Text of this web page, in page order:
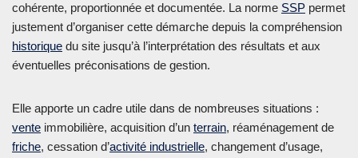
cohérente, proportionnée et documentée. La norme SSP permet
justement d’organiser cette démarche depuis la compréhension
historique du site jusqu’à l’interprétation des résultats et aux
éventuelles préconisations de gestion.
Elle apporte un cadre utile dans de nombreuses situations :
vente immobilière, acquisition d’un terrain, réaménagement de
friche, cessation d’activité industrielle, changement d’usage,